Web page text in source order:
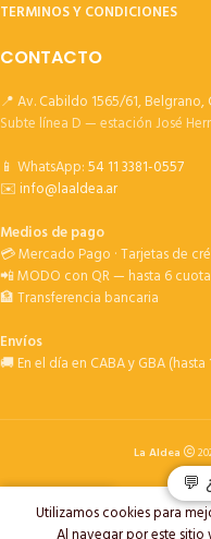
TERMINOS Y CONDICIONES
CONTACTO
📍 Av. Cabildo 1565/61, Belgrano,
Subte línea D — estación José
📱 WhatsApp:54 11 3381-0557
✉️info@laaldea.ar
Medios de pago
💳 Mercado Pago · Tarjetas de
📲 MODO con QR — hasta 6
🏦 Transferencia bancaria
Envíos
🚚 En el día en CABA y GBA
La Aldea
DeseosCarrito
My account
Utilizamos cookies para
💬